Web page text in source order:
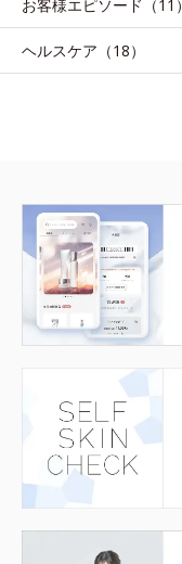
お客様エピソード（11）
ヘルスケア（18）